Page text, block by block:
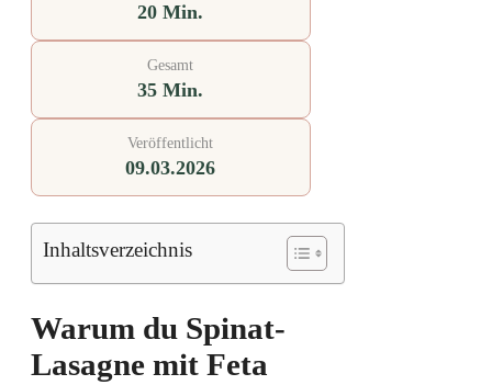
20 Min.
Gesamt
35 Min.
Veröffentlicht
09.03.2026
Inhaltsverzeichnis
Warum du Spinat-
Lasagne mit Feta